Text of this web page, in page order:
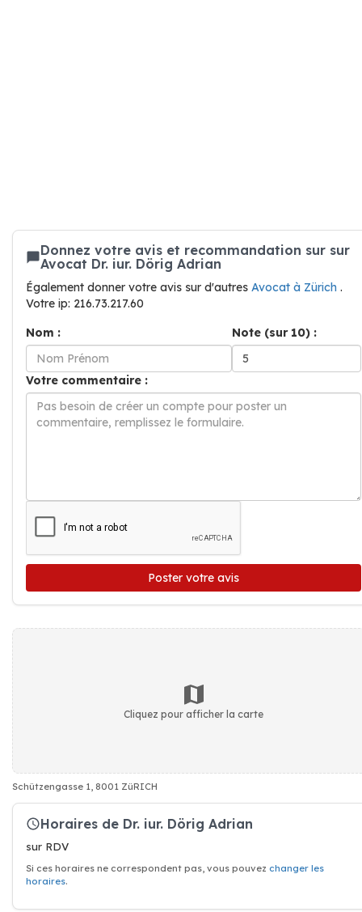
Donnez votre avis et recommandation sur sur
Avocat Dr. iur. Dörig Adrian
Également donner votre avis sur d'autres Avocat à Zürich .
Votre ip: 216.73.217.60
Nom :
Note (sur 10) :
Votre commentaire :
Poster votre avis
Cliquez pour afficher la carte
Schützengasse 1, 8001 ZüRICH
Horaires de Dr. iur. Dörig Adrian
sur RDV
Si ces horaires ne correspondent pas, vous pouvez changer les
horaires.